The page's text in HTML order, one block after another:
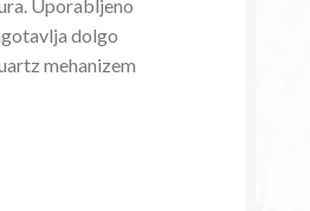
Uporabljeno
dolgo
mehanizem